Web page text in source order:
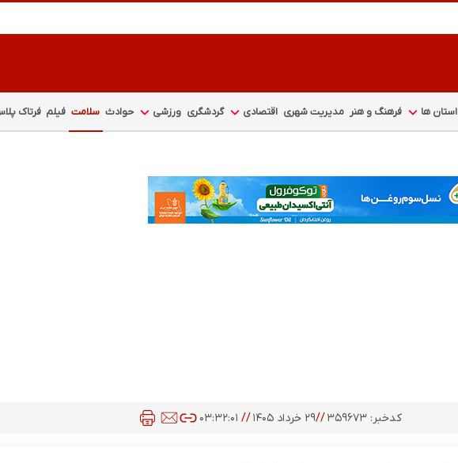
استان ها فرهنگ و هنر مدیریت شهری اقتصادی گردشگری ورزشی حوادث سلامت فیلم فرتاک
کدخبر: ۳۵۹۶۷۳ //۲۹ خرداد ۱۴۰۵ // ۰۳:۳۲:۰۱